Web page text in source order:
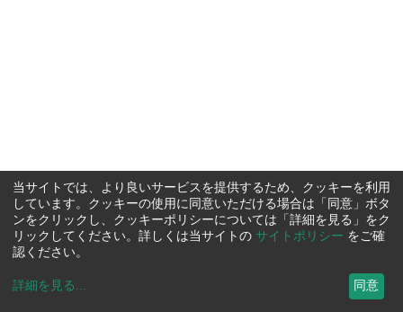
当サイトでは、より良いサービスを提供するため、クッキーを利用
しています。クッキーの使用に同意いただける場合は「同意」ボタ
ンをクリックし、クッキーポリシーについては「詳細を見る」をク
リックしてください。詳しくは当サイトの サイトポリシー をご確
認ください。
詳細を見る ... 同意